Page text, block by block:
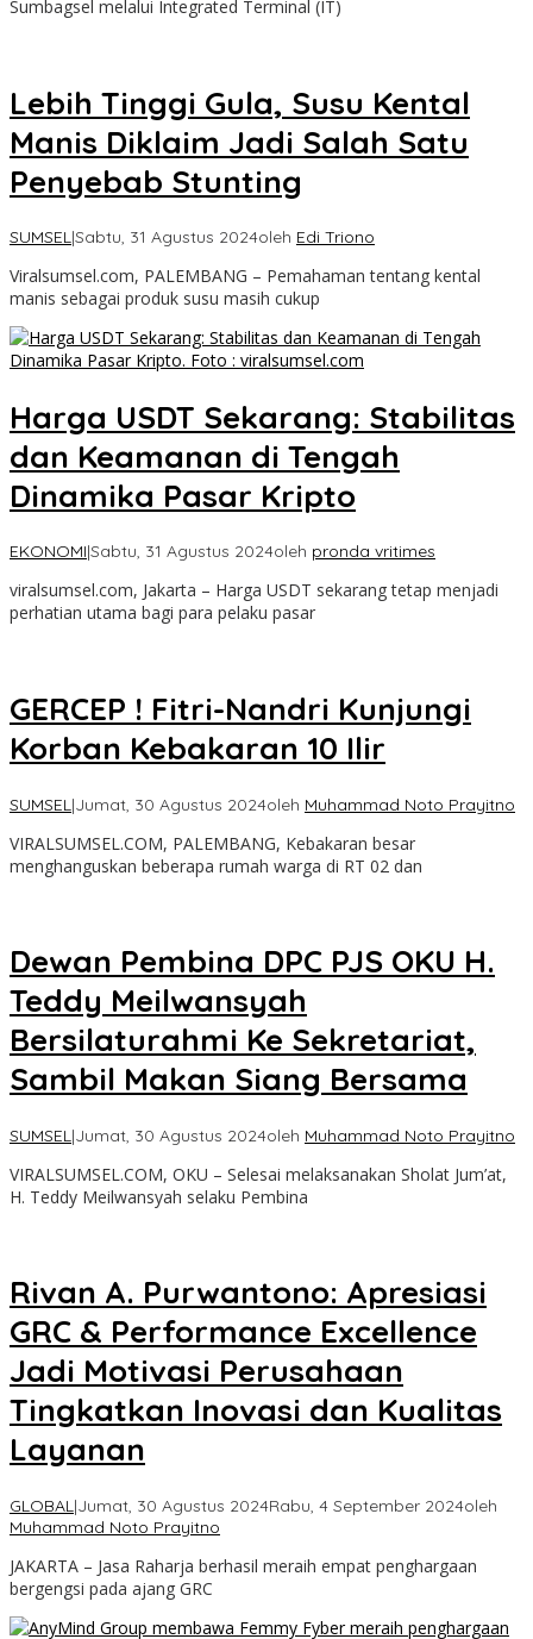
Sumbagsel melalui Integrated Terminal (IT)
Lebih Tinggi Gula, Susu Kental
Manis Diklaim Jadi Salah Satu
Penyebab Stunting
SUMSEL|Sabtu, 31 Agustus 2024oleh Edi Triono
Viralsumsel.com, PALEMBANG – Pemahaman tentang kental
manis sebagai produk susu masih cukup
Harga USDT Sekarang: Stabilitas
dan Keamanan di Tengah
Dinamika Pasar Kripto
EKONOMI|Sabtu, 31 Agustus 2024oleh pronda vritimes
viralsumsel.com, Jakarta – Harga USDT sekarang tetap menjadi
perhatian utama bagi para pelaku pasar
GERCEP ! Fitri-Nandri Kunjungi
Korban Kebakaran 10 Ilir
SUMSEL|Jumat, 30 Agustus 2024oleh Muhammad Noto Prayitno
VIRALSUMSEL.COM, PALEMBANG, Kebakaran besar
menghanguskan beberapa rumah warga di RT 02 dan
Dewan Pembina DPC PJS OKU H.
Teddy Meilwansyah
Bersilaturahmi Ke Sekretariat,
Sambil Makan Siang Bersama
SUMSEL|Jumat, 30 Agustus 2024oleh Muhammad Noto Prayitno
VIRALSUMSEL.COM, OKU – Selesai melaksanakan Sholat Jum’at,
H. Teddy Meilwansyah selaku Pembina
Rivan A. Purwantono: Apresiasi
GRC & Performance Excellence
Jadi Motivasi Perusahaan
Tingkatkan Inovasi dan Kualitas
Layanan
GLOBAL|Jumat, 30 Agustus 2024Rabu, 4 September 2024oleh
Muhammad Noto Prayitno
JAKARTA – Jasa Raharja berhasil meraih empat penghargaan
bergengsi pada ajang GRC